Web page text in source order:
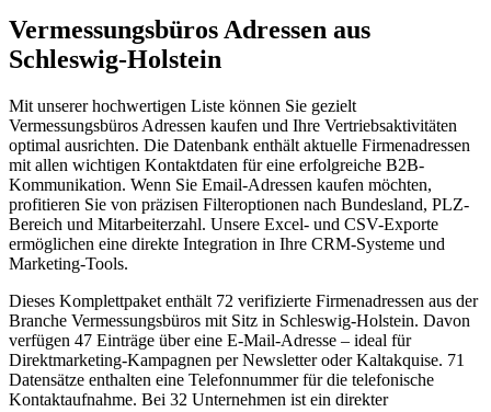
Vermessungsbüros Adressen aus
Schleswig-Holstein
Mit unserer hochwertigen Liste können Sie gezielt
Vermessungsbüros Adressen kaufen und Ihre Vertriebsaktivitäten
optimal ausrichten. Die Datenbank enthält aktuelle Firmenadressen
mit allen wichtigen Kontaktdaten für eine erfolgreiche B2B-
Kommunikation. Wenn Sie Email-Adressen kaufen möchten,
profitieren Sie von präzisen Filteroptionen nach Bundesland, PLZ-
Bereich und Mitarbeiterzahl. Unsere Excel- und CSV-Exporte
ermöglichen eine direkte Integration in Ihre CRM-Systeme und
Marketing-Tools.
Dieses Komplettpaket enthält 72 verifizierte Firmenadressen aus der
Branche Vermessungsbüros mit Sitz in Schleswig-Holstein. Davon
verfügen 47 Einträge über eine E-Mail-Adresse – ideal für
Direktmarketing-Kampagnen per Newsletter oder Kaltakquise. 71
Datensätze enthalten eine Telefonnummer für die telefonische
Kontaktaufnahme. Bei 32 Unternehmen ist ein direkter